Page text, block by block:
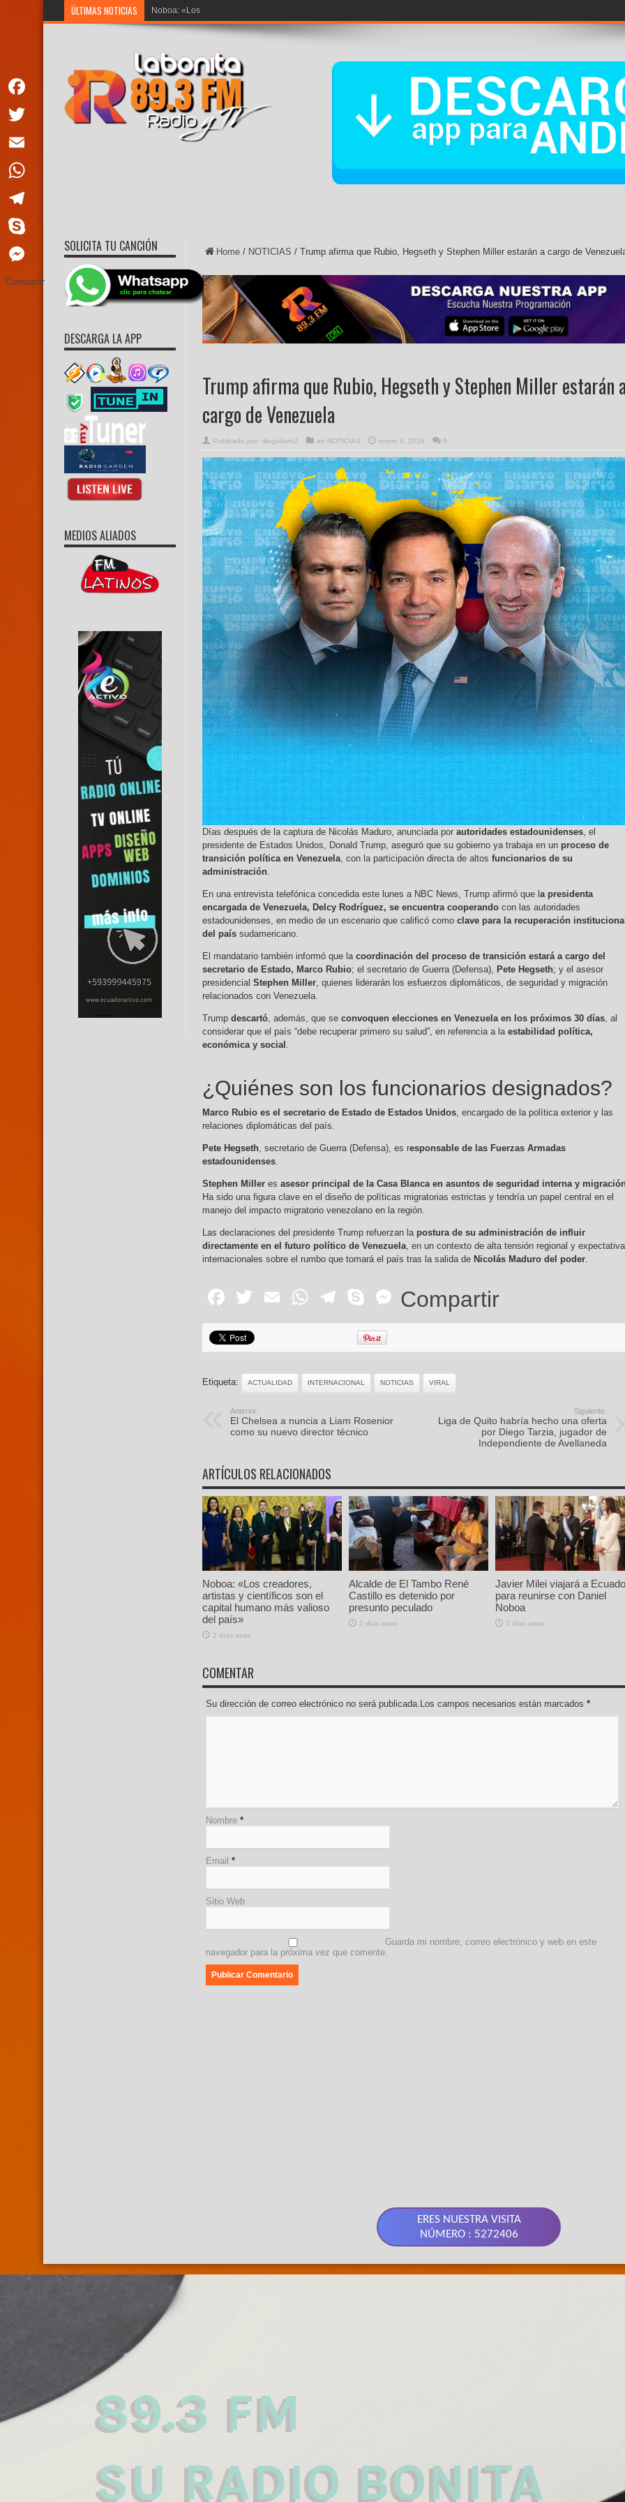
ÚLTIMAS NOTICIAS Noboa: «Los creadores, artistas y científicos son
Home / NOTICIAS / Trump afirma que Rubio, Hegseth y Stephen Miller estarán a cargo de
Trump afirma que Rubio, Hegseth y Stephen Miller estarán
cargo de Venezuela
Publicado por: diegoharo2 en NOTICIAS enero 6, 2026 0
Días después de la captura de Nicolás Maduro, anunciada por autoridades estadounidenses, el
presidente de Estados Unidos, Donald Trump, aseguró que su gobierno ya trabaja en un proceso de
transición política en Venezuela, con la participación directa de altos funcionarios de su
administración.
En una entrevista telefónica concedida este lunes a NBC News, Trump afirmó que l a presidenta
encargada de Venezuela, Delcy Rodríguez, se encuentra cooperando con las autoridades
estadounidenses, en medio de un escenario que calificó como clave para la recuperación
del país sudamericano.
El mandatario también informó que la coordinación del proceso de transición estará a cargo del
secretario de Estado, Marco Rubio; el secretario de Guerra (Defensa), Pete Hegseth; y el asesor
presidencial Stephen Miller, quienes liderarán los esfuerzos diplomáticos, de seguridad y migración
relacionados con Venezuela.
Trump descartó, además, que se convoquen elecciones en Venezuela en los próximos 30 días, al
considerar que el país “debe recuperar primero su salud”, en referencia a laestabilidad política,
económica y social .
¿Quiénes son los funcionarios designados?
Marco Rubio es el secretario de Estado de Estados Unidos, encargado de la política exterior y las
relaciones diplomáticas del país.
Pete Hegseth, secretario de Guerra (Defensa), es responsable de las Fuerzas Armadas
estadounidenses.
Stephen Miller es asesor principal de la Casa Blanca en asuntos de seguridad interna y
Ha sido una figura clave en el diseño de políticas migratorias estrictas y tendría un papel central en el
manejo del impacto migratorio venezolano en la región.
Las declaraciones del presidente Trump refuerzan la postura de su administración de influir
directamente en el futuro político de Venezuela, en un contexto de alta tensión regional y
internacionales sobre el rumbo que tomará el país tras la salida de Nicolás Maduro del poder.
Facebook
Twitter
EmailWhatsApp
Telegram
SkypeMessenger
Compartir
Etiqueta: ACTUALIDAD INTERNACIONAL NOTICIAS VIRAL
Anterior:
El Chelsea a nuncia a Liam Rosenior
como su nuevo director técnico
Siguiente:
Liga de Quito habría hecho una oferta
por Diego Tarzia, jugador de
Independiente de Avellaneda
ARTÍCULOS RELACIONADOS
Noboa: «Los creadores,
artistas y científicos son el
capital humano más valioso
del país»
2 días atras
Alcalde de El Tambo René
Castillo es detenido por
presunto peculado
2 días atras
Javier Milei viajará a
para reunirse con Daniel
Noboa
2 días atras
COMENTAR
Su dirección de correo electrónico no será publicada.Los campos necesarios están marcados *
Nombre *
Email *
Sitio Web
Guarda mi nombre, correo electrónico y web en este
navegador para la próxima vez que comente.
SOLICITA TU CANCIÓN
DESCARGA LA APP
MEDIOS ALIADOS
ERES NUESTRA VISITA
NÚMERO : 5272406
89.3 FM
Facebook
Twitter
Email
WhatsApp
Telegram
Skype
Messenger
Compartir